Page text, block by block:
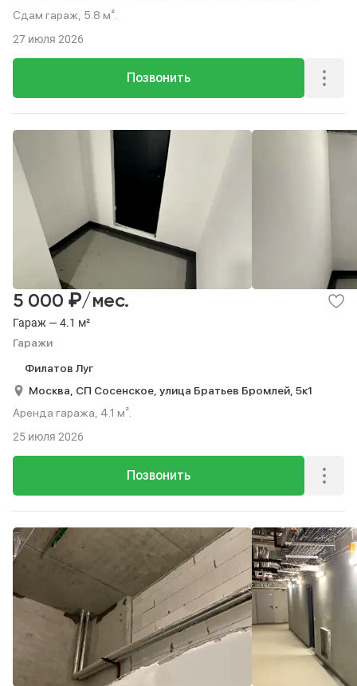
Сдам гараж, 5.8 м².
Позвонить
27 июля 2026
Гараж — 4.1 м²
Гаражи
5 000 ₽/мес.
Филатов Луг
Москва, СП Сосенское, улица Братьев Бромлей, 5к1
Аренда гаража, 4.1 м².
Позвонить
25 июля 2026